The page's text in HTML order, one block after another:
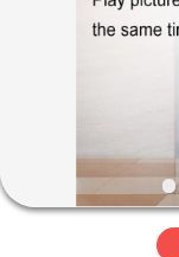
PRODUITS
DE
NOUS